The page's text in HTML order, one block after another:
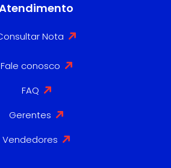
Nota
Fale conosco
FAQ
Gerentes
Vendedores